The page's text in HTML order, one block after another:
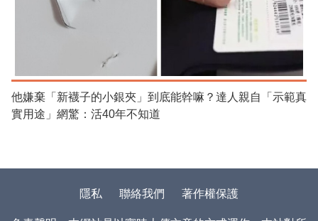
他嫌棄「新襪子的小銀夾」到底能幹嘛？達人親自「示範真
實用途」網驚：活40年不知道
隱私 聯絡我們 著作權保護